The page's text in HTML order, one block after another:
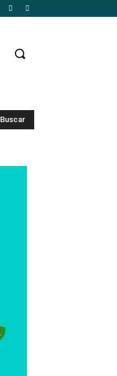
Buscar